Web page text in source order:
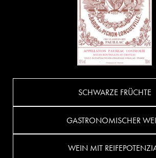
SCHWARZE FRÜCHTE
GASTRONOMISCHER
WEIN MIT